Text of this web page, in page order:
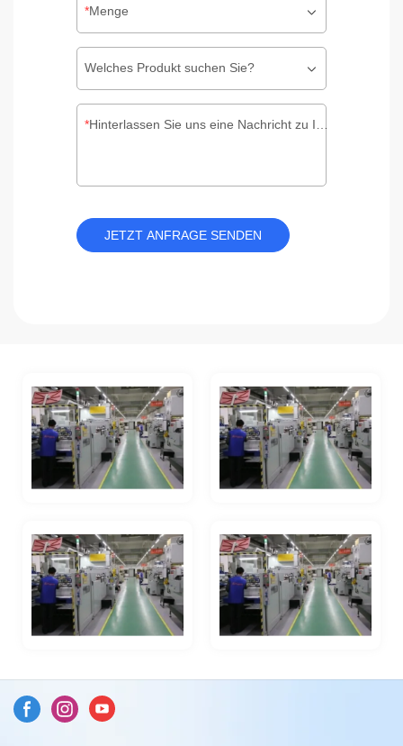
Menge
Welches Produkt suchen Sie?
Hinterlassen Sie uns eine Nachricht zu Ihrer individuellen Verpackung
JETZT ANFRAGE SENDEN